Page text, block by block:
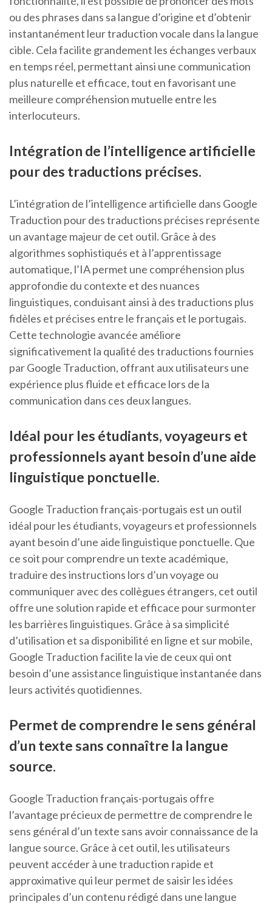
ou des phrases dans sa langue d’origine et d’obtenir
instantanément leur traduction vocale dans la langue
cible. Cela facilite grandement les échanges verbaux
en temps réel, permettant ainsi une communication
plus naturelle et efficace, tout en favorisant une
meilleure compréhension mutuelle entre les
interlocuteurs.
Intégration de l’intelligence artificielle
pour des traductions précises.
L’intégration de l’intelligence artificielle dans Google
Traduction pour des traductions précises représente
un avantage majeur de cet outil. Grâce à des
algorithmes sophistiqués et à l’apprentissage
automatique, l’IA permet une compréhension plus
approfondie du contexte et des nuances
linguistiques, conduisant ainsi à des traductions plus
fidèles et précises entre le français et le portugais.
Cette technologie avancée améliore
significativement la qualité des traductions fournies
par Google Traduction, offrant aux utilisateurs une
expérience plus fluide et efficace lors de la
communication dans ces deux langues.
Idéal pour les étudiants, voyageurs et
professionnels ayant besoin d’une aide
linguistique ponctuelle.
Google Traduction français-portugais est un outil
idéal pour les étudiants, voyageurs et professionnels
ayant besoin d’une aide linguistique ponctuelle. Que
ce soit pour comprendre un texte académique,
traduire des instructions lors d’un voyage ou
communiquer avec des collègues étrangers, cet outil
offre une solution rapide et efficace pour surmonter
les barrières linguistiques. Grâce à sa simplicité
d’utilisation et sa disponibilité en ligne et sur mobile,
Google Traduction facilite la vie de ceux qui ont
besoin d’une assistance linguistique instantanée dans
leurs activités quotidiennes.
Permet de comprendre le sens général
d’un texte sans connaître la langue
source.
Google Traduction français-portugais offre
l’avantage précieux de permettre de comprendre le
sens général d’un texte sans avoir connaissance de la
langue source. Grâce à cet outil, les utilisateurs
peuvent accéder à une traduction rapide et
approximative qui leur permet de saisir les idées
principales d’un contenu rédigé dans une langue